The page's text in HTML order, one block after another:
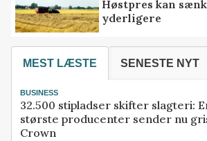
Høstpres kan
yderligere
MEST LÆSTE SENESTE NYT
BUSINESS
32.500 stipladser skifter slagteri:
største producenter sender nu
Crown